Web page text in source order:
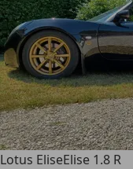
Lotus EliseElise 1.8 R